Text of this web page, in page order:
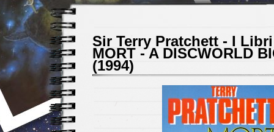
Sir Terry Pratchett - I Libri
MORT - A DISCWORLD
(1994)